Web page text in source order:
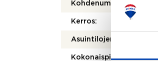
Kohdenumero:
Kerros:
Asuintilojen pinta-ala:
Kokonaispinta-ala: